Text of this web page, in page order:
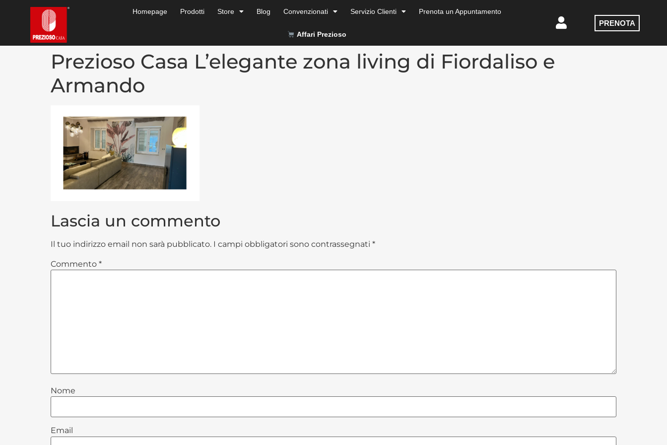
Homepage Prodotti Store Blog Convenzionati Servizio Clienti Prenota un Appuntamento
Affari Prezioso
PRENOTA
Prezioso Casa L’elegante zona living di Fiordaliso e
Armando
Lascia un commento
Il tuo indirizzo email non sarà pubblicato. I campi obbligatori sono contrassegnati *
Commento *
Nome
Email